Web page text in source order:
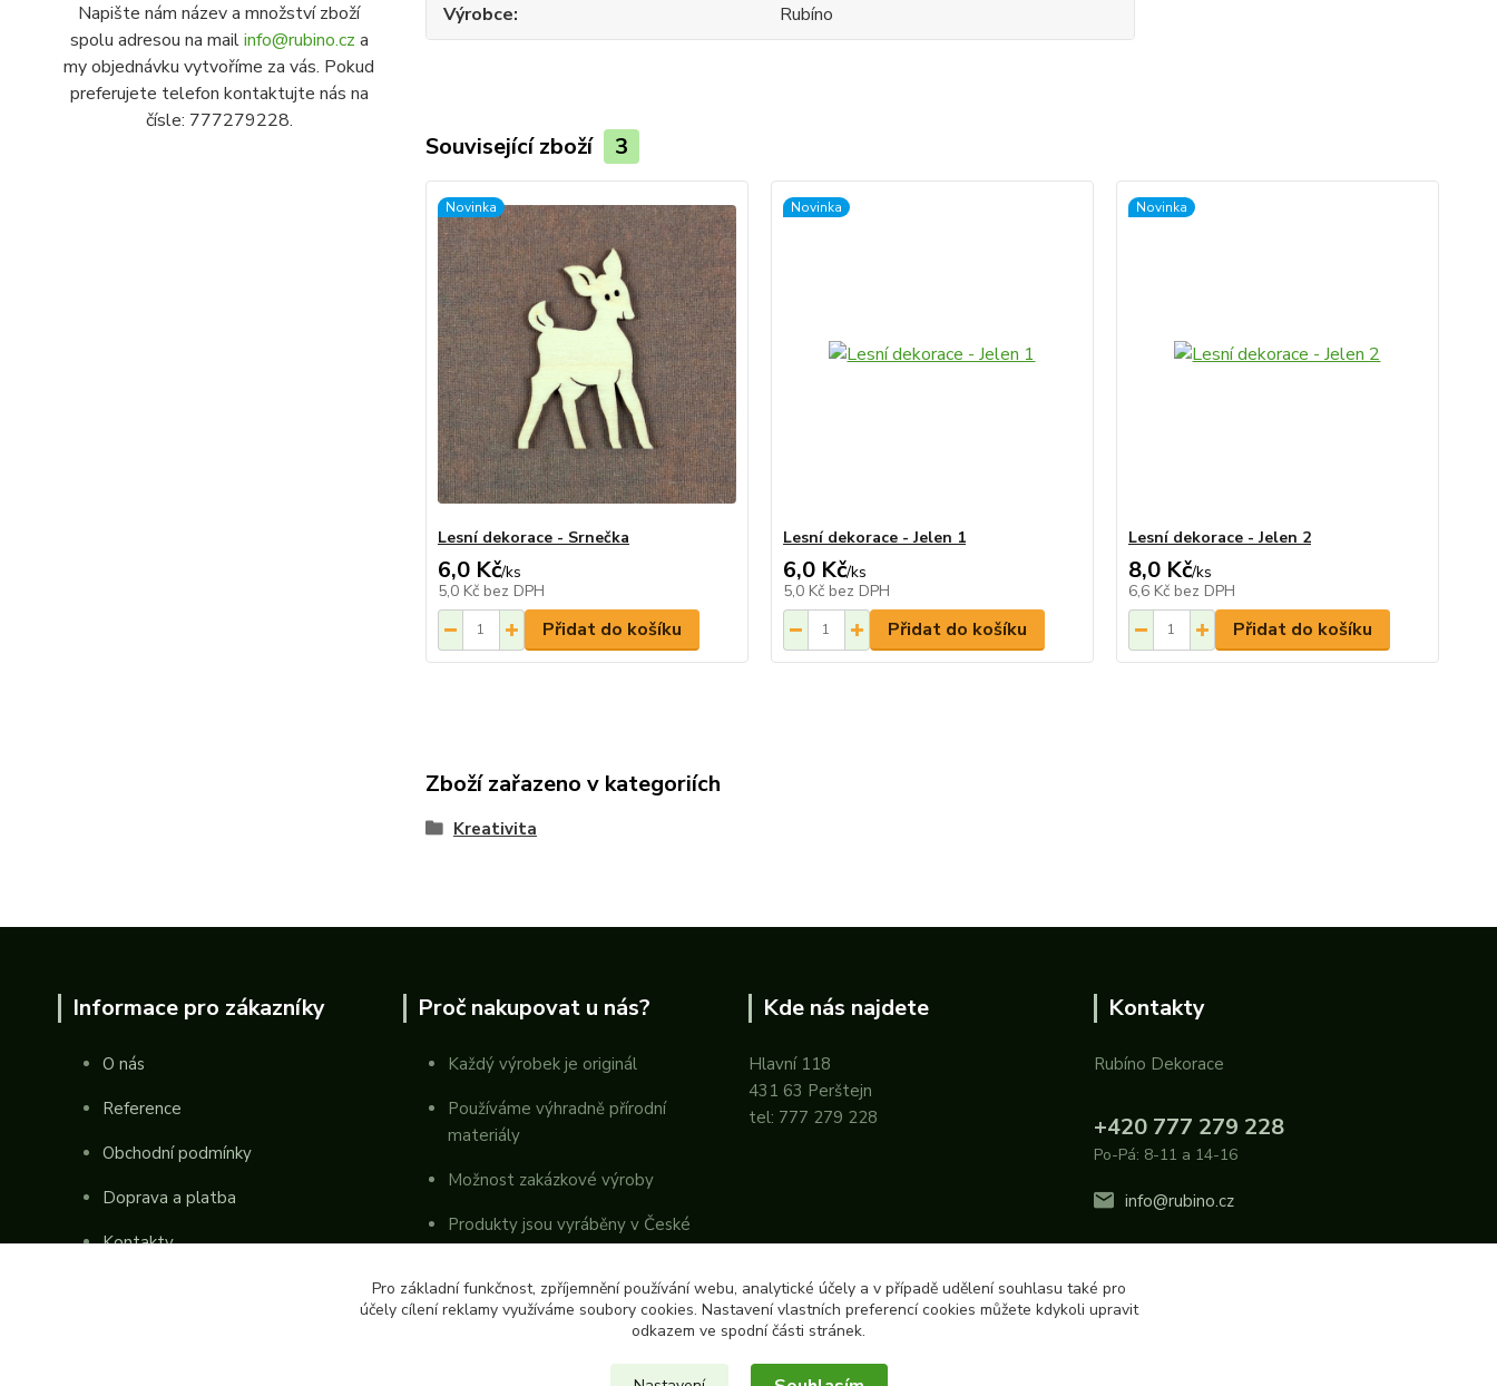
Napište nám název a množství zboží
spolu adresou na mailinfo@rubino.cz a
my objednávku vytvoříme za vás. Pokud
preferujete telefon kontaktujte nás na
čísle: 777279228.
Výrobce Rubíno
Související zboží 3
Novinka
Lesní dekorace - Srnečka
6,0 Kč/ks
5,0 Kč bez DPH
Přidat do košíku
Novinka
Lesní dekorace - Jelen 1
6,0 Kč/ks
5,0 Kč bez DPH
Přidat do košíku
Novinka
Lesní dekorace - Jelen 2
8,0 Kč/ks
6,6 Kč bez DPH
Přidat do košíku
Zboží zařazeno v kategoriích
Kreativita
Informace pro zákazníky
O nás
Reference
Obchodní podmínky
Doprava a platba
Kontakty
Proč nakupovat u nás?
Každý výrobek je originál
Používáme výhradně přírodní
materiály
Možnost zakázkové výroby
Produkty jsou vyráběny v České
republice
Kde nás najdete
Hlavní 118
431 63 Perštejn
tel: 777 279 228
Kontakty
Rubíno Dekorace
+420 777 279 228
Po-Pá: 8-11 a 14-16
info@rubino.cz
Pro základní funkčnost, zpříjemnění používání webu, analytické účely a v případě udělení souhlasu také pro
účely cílení reklamy využíváme soubory cookies. Nastavení vlastních preferencí cookies můžete kdykoli upravit
odkazem ve spodní části stránek.